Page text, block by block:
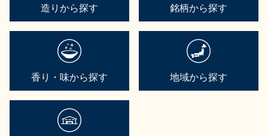
地酒カタログ
造りから探す 銘柄から探す
香り・味から探す 地域から探す